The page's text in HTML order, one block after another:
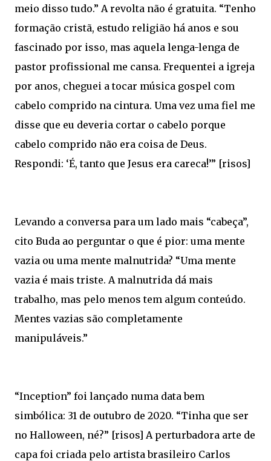
meio disso tudo.” A revolta não é gratuita. “Tenho
formação cristã, estudo religião há anos e sou
fascinado por isso, mas aquela lenga-lenga de
pastor profissional me cansa. Frequentei a igreja
por anos, cheguei a tocar música gospel com
cabelo comprido na cintura. Uma vez uma fiel me
disse que eu deveria cortar o cabelo porque
cabelo comprido não era coisa de Deus.
Respondi: ‘É, tanto que Jesus era careca!’” [risos]
Levando a conversa para um lado mais “cabeça”,
cito Buda ao perguntar o que é pior: uma mente
vazia ou uma mente malnutrida? “Uma mente
vazia é mais triste. A malnutrida dá mais
trabalho, mas pelo menos tem algum conteúdo.
Mentes vazias são completamente
manipuláveis.”
“Inception” foi lançado numa data bem
simbólica: 31 de outubro de 2020. “Tinha que ser
no Halloween, né?” [risos] A perturbadora arte de
capa foi criada pelo artista brasileiro Carlos